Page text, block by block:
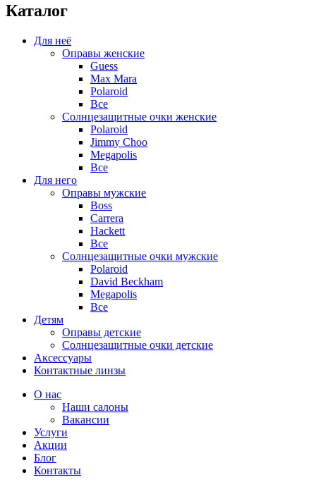
Каталог
Для неё
Оправы женские
Guess
Max Mara
Polaroid
Все
Солнцезащитные очки женские
Polaroid
Jimmy Choo
Megapolis
Все
Для него
Оправы мужские
Boss
Carrera
Hackett
Все
Солнцезащитные очки мужские
Polaroid
David Beckham
Megapolis
Все
Детям
Оправы детские
Солнцезащитные очки детские
Аксессуары
Контактные линзы
О нас
Наши салоны
Вакансии
Услуги
Акции
Блог
Контакты